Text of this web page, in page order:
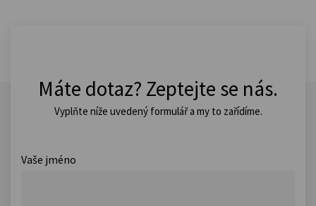
Máte dotaz? Zeptejte se nás.
Vyplňte níže uvedený formulář a my to zařídíme.
Vaše jméno